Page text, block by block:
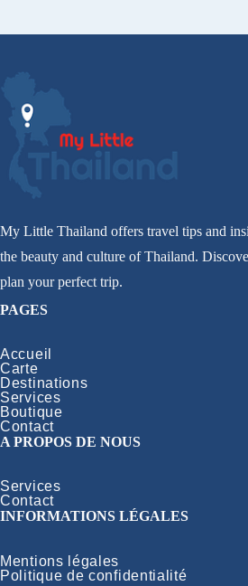
My Little Thailand offers travel tips and
the beauty and culture of Thailand.
plan your perfect trip.
PAGES
Accueil
Carte
Destinations
Services
Boutique
Contact
A PROPOS DE NOUS
Services
Contact
INFORMATIONS LÉGALES
Mentions légales
Politique de confidentialité